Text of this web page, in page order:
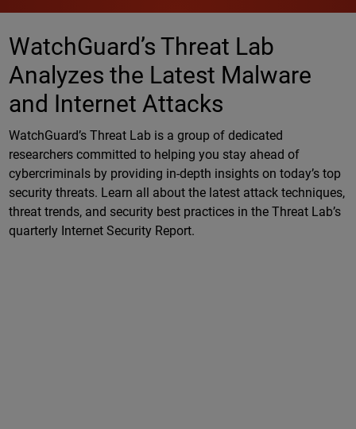
WatchGuard’s Threat Lab
Analyzes the Latest Malware
and Internet Attacks
WatchGuard’s Threat Lab is a group of dedicated
researchers committed to helping you stay ahead of
cybercriminals by providing in-depth insights on today’s top
security threats. Learn all about the latest attack techniques,
threat trends, and security best practices in the Threat Lab’s
quarterly Internet Security Report.